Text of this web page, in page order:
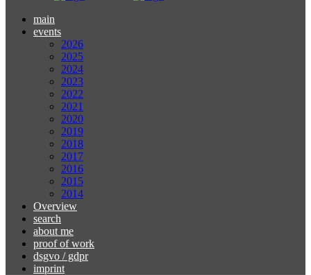
main
events
2026
2025
2024
2023
2022
2021
2020
2019
2018
2017
2016
2015
2014
Overview
search
about me
proof of work
dsgvo / gdpr
imprint